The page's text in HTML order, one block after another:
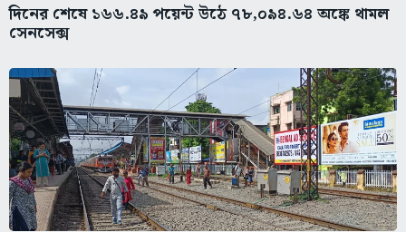
দিনের শেষে ১৬৬.৪৯ পয়েন্ট উঠে ৭৮,০৯৪.৬৪ অঙ্কে থামল
সেনসেক্স